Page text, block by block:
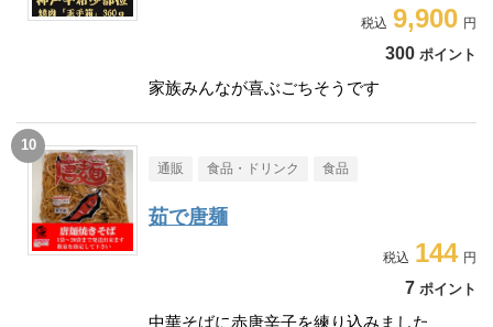
9,900
300 ポイント
家族みんなが喜ぶごちそうです
通販 食品・ドリンク 食品
茹で唐麺
144
7 ポイント
中華そばに赤唐辛子を練り込みました